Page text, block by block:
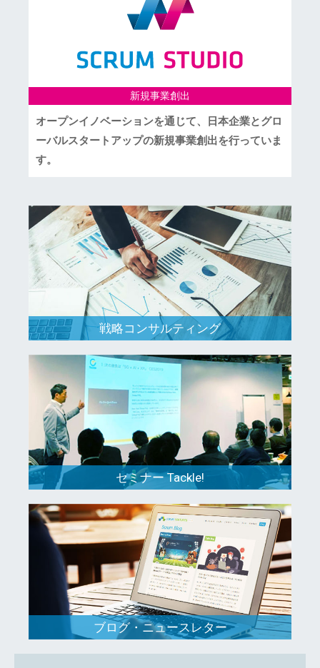
新規事業創出
オープンイノベーションを通じて、日本企業とグロ
ーバルスタートアップの新規事業創出を行っていま
す。
戦略コンサルティング
セミナー Tackle!
ブログ・ニュースレター